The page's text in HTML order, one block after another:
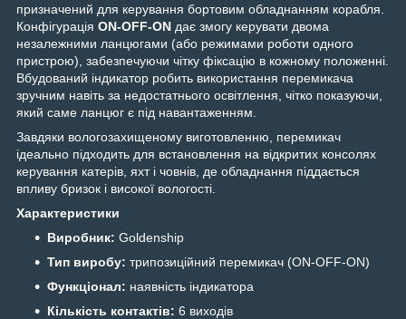
призначений для керування бортовим обладнанням корабля.
Конфігурація ON-OFF-ON дає змогу керувати двома
незалежними ланцюгами (або режимами роботи одного
пристрою), забезпечуючи чітку фіксацію в кожному положенні.
Вбудований індикатор робить використання перемикача
зручним навіть за недостатнього освітлення, чітко показуючи,
який саме ланцюг є під навантаженням.
Завдяки вологозахищеному виготовленню, перемикач
ідеально підходить для встановлення на відкритих консолях
керування катерів, яхт і човнів, де обладнання піддається
впливу бризок і високої вологості.
Характеристики
Виробник: Goldenship
Тип виробу: трипозиційний перемикач (ON-OFF-ON)
Функціонал: наявність індикатора
Кількість контактів: 6 виходів